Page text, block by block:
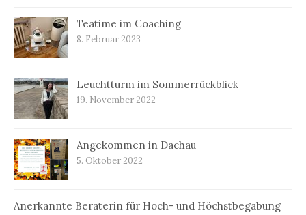
Teatime im Coaching
8. Februar 2023
Leuchtturm im Sommerrückblick
19. November 2022
Angekommen in Dachau
5. Oktober 2022
Anerkannte Beraterin für Hoch- und Höchstbegabung